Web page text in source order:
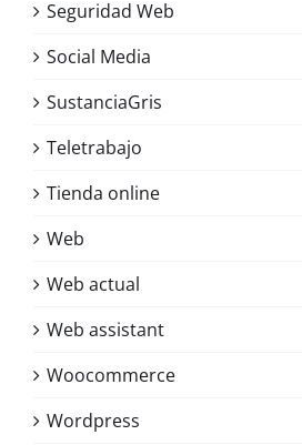
Seguridad Web
Social Media
SustanciaGris
Teletrabajo
Tienda online
Web
Web actual
Web assistant
Woocommerce
Wordpress